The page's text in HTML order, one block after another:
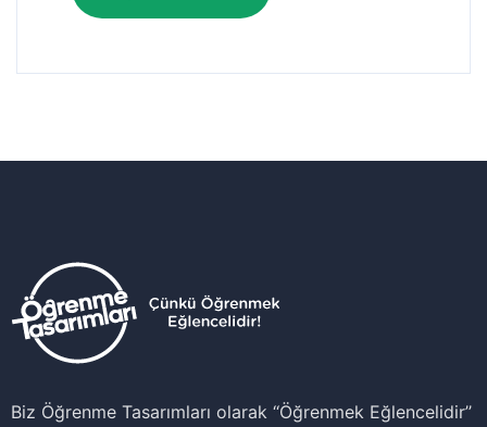
Biz Öğrenme Tasarımları olarak ‘‘Öğrenmek Eğlencelidir’’